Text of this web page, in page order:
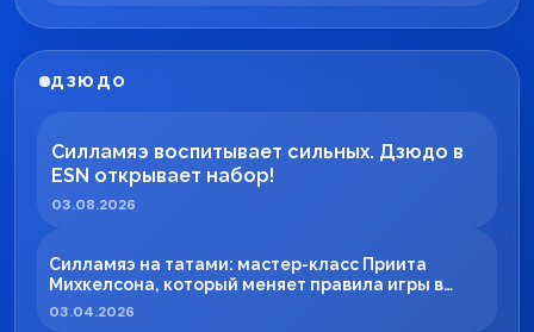
ДЗЮДО
Силламяэ воспитывает сильных. Дзюдо в
ESN открывает набор!
03.08.2026
Силламяэ на татами: мастер-класс Приита
Михкелсона, который меняет правила игры в
регионе
03.04.2026